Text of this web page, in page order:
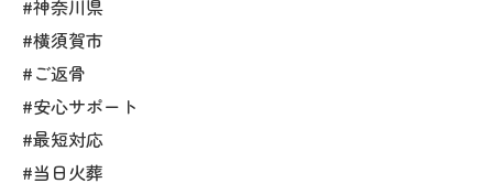
#神奈川県
#横須賀市
#ご返骨
#安心サポート
#最短対応
#当日火葬